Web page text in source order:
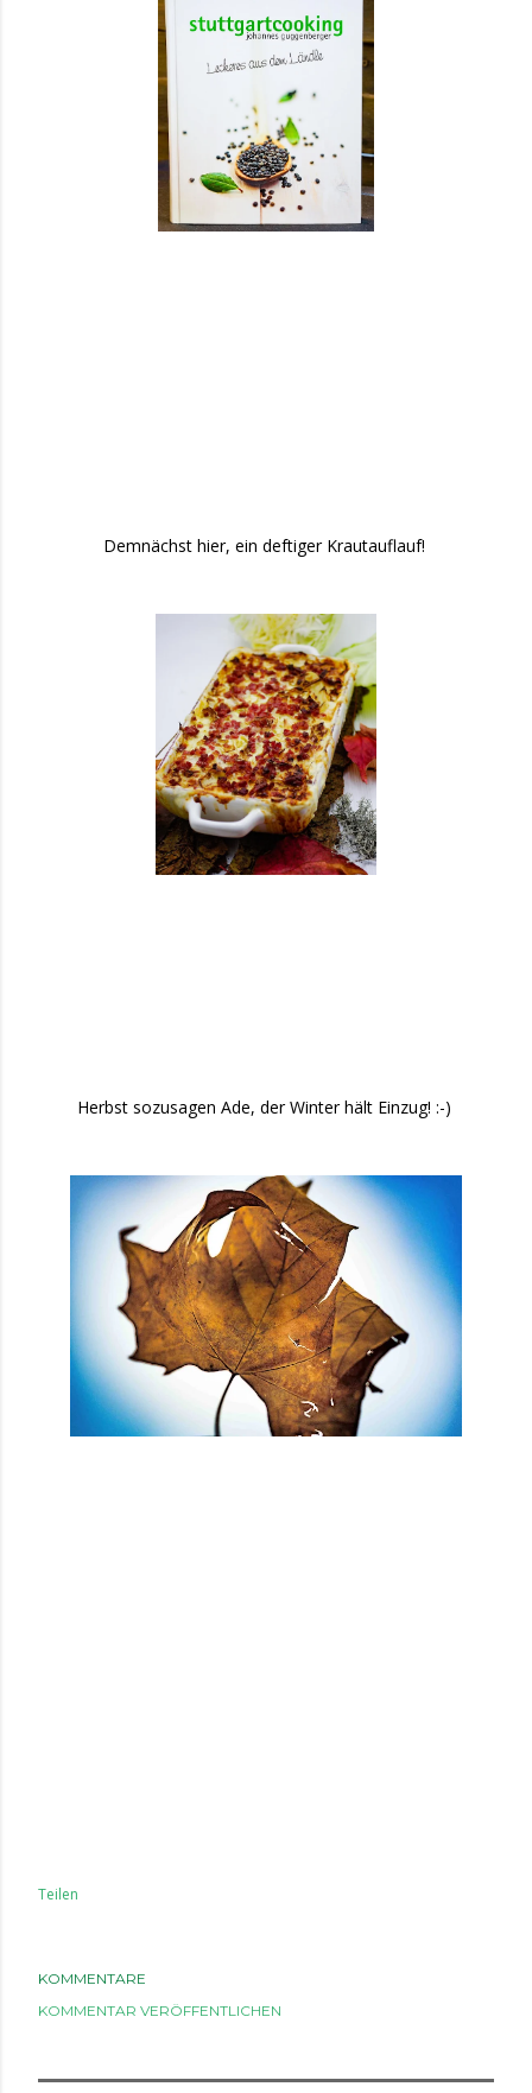
Demnächst hier, ein deftiger Krautauflauf!
Herbst sozusagen Ade, der Winter hält Einzug! :-)
Teilen
KOMMENTARE
KOMMENTAR VERÖFFENTLICHEN